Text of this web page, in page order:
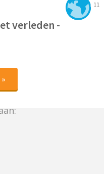
11
verleden -